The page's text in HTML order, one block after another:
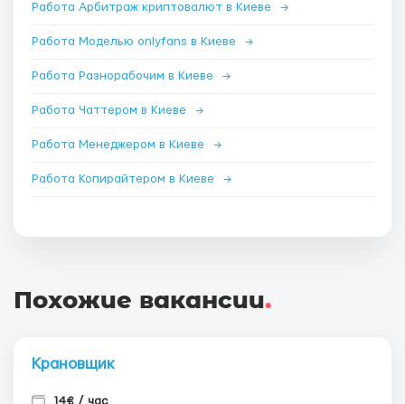
Работа Арбитраж криптовалют в Киеве →
Работа Моделью onlyfans в Киеве →
Работа Разнорабочим в Киеве →
Работа Чаттером в Киеве →
Работа Менеджером в Киеве →
Работа Копирайтером в Киеве →
Похожие вакансии.
Крановщик
14€ / час